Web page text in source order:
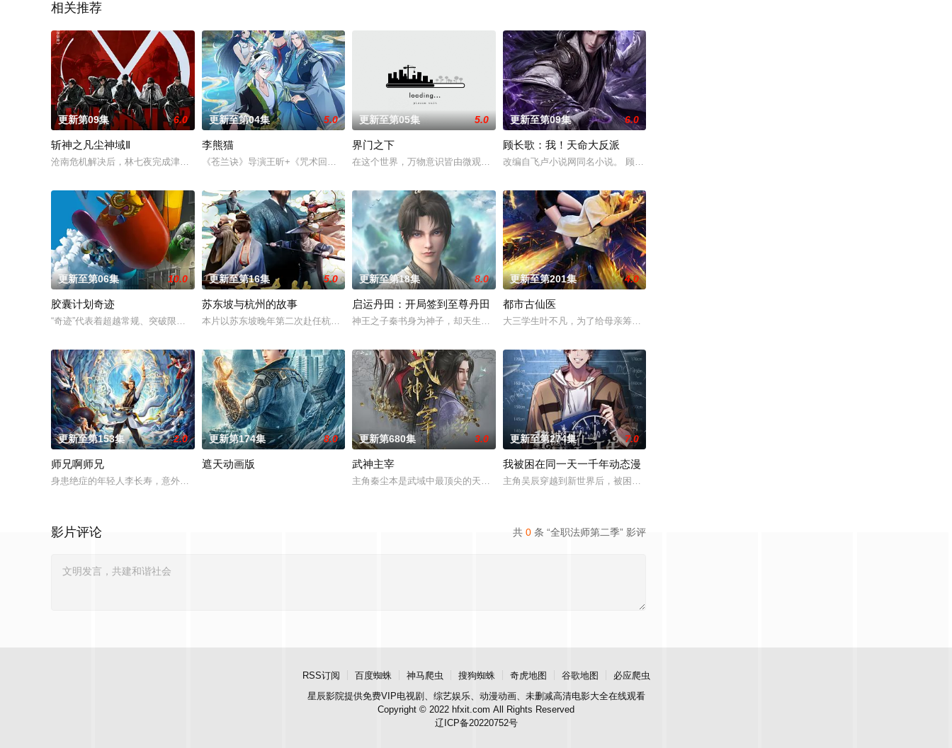
相关推荐
更新第09集 6.0
斩神之凡尘神域Ⅱ
沧南危机解决后，林七夜完成津南山为期一年的守夜人集训考核，成为了正式的守夜人后，重回136小队，与伙伴再度开启一
更新至第04集 5.0
李熊猫
《苍兰诀》导演王昕+《咒术回战》总作监西位辉实，联手打造国风武侠与星际科幻对撞的高燃新番！
更新至第05集 5.0
界门之下
在这个世界，万物意识皆由微观粒⼦构成，而岚海少年林野天生自带 “招魂” 体质，是“游魂圈”公认的 “人体快捷酒店
更新至第09集 6.0
顾长歌：我！天命大反派
改编自飞卢小说网同名小说。 顾长歌穿越到玄幻
更新至第06集 10.0
胶囊计划奇迹
“奇迹”代表着超越常规、突破限制，达到某种非凡成就，往往伴随着一种神秘感，让人们产生敬畏和好奇。这10支故事里，
更新至第16集 5.0
苏东坡与杭州的故事
本片以苏东坡晚年第二次赴任杭州，与老友佛印（一心想将苏东坡渡入佛门）、辽国女粉丝耶律云（原型为高丽使者之子金富轼
更新至第18集 8.0
启运丹田：开局签到至尊丹田
神王之子秦书身为神子，却天生凡体凡命，受尽天道界众人部夷厌弃甚至要被夺去神子身份，贬入凡间。直到他与主角相遇融为
更新至第201集 4.0
都市古仙医
大三学生叶不凡，为了给母亲筹集医药费碰瓷，不料遇到不按套路出牌的女司机，被撞之后的叶不凡无意中穿
更新至第153集 2.0
师兄啊师兄
身患绝症的年轻人李长寿，意外重生在封神大战之前的上古时代，成了一个炼气士。为了修得长生不老且能在残酷的洪荒安身立
更新第174集 8.0
遮天动画版
更新第680集 3.0
武神主宰
主角秦尘本是武域中最顶尖的天才强者，却遭歹人暗算，陨落大陆禁地死亡峡谷。必死无疑的秦尘，却意外触发神秘古剑的力量
更新至第274集 7.0
我被困在同一天一千年动态漫
主角吴辰穿越到新世界后，被困在2020年7月7日这一天不断轮回。他曾肆意放纵做尽恶事，也绝望暴走以各种
共 0 条 “全职法师第二季” 影评
影片评论
RSS订阅 百度蜘蛛 神马爬虫 搜狗蜘蛛 奇虎地图 谷歌地图
必应爬虫
星辰影院提供免费VIP电视剧、综艺娱乐、动漫动画、未删减高清电影大全在线观看
Copyright © 2022 hfxit.com All Rights Reserved
辽ICP备20220752号